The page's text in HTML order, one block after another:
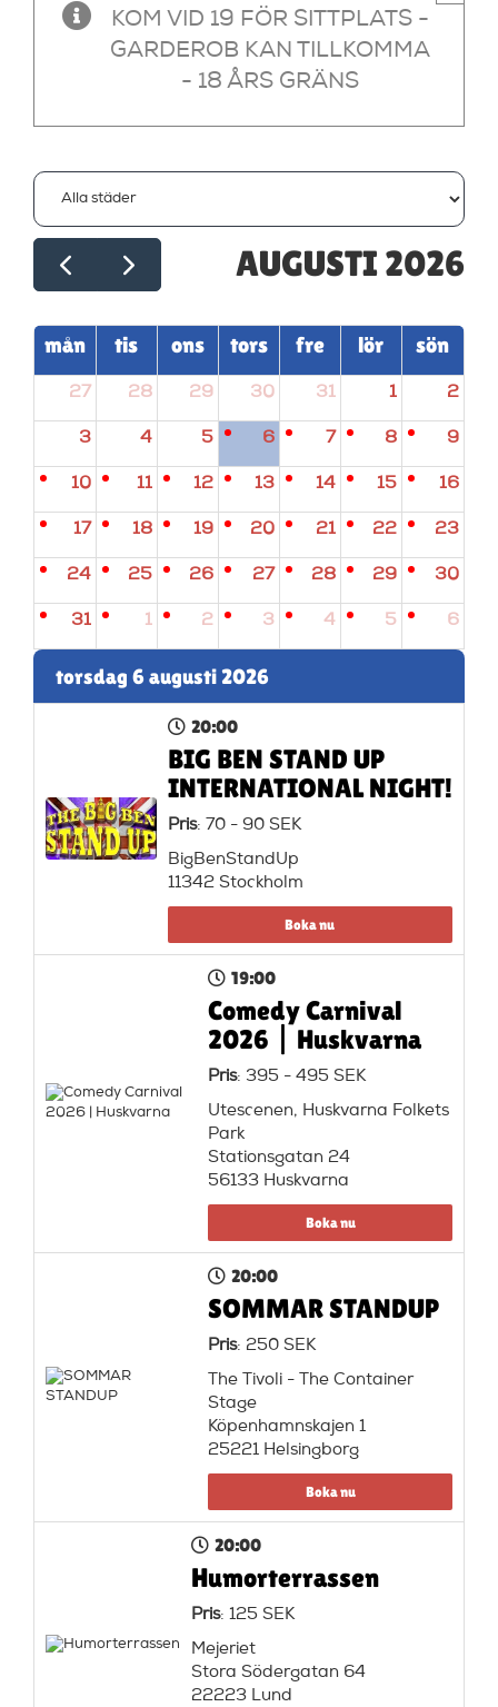
KOM VID 19 FÖR SITTPLATS -
GARDEROB KAN TILLKOMMA
- 18 ÅRS GRÄNS
AUGUSTI 2026
mån tis ons tors fre lör sön
27 28 29 30 31 1 2
3 4 5 6 7 8 9
10 11 12 13 14 15 16
17 18 19 20 21 22 23
24 25 26 27 28 29 30
31 1 2 3 4 5 6
torsdag 6 augusti 2026
20:00
BIG BEN STAND UP
INTERNATIONAL NIGHT!
Pris: 70 - 90 SEK
BigBenStandUp
11342 Stockholm
Boka nu
19:00
Comedy Carnival
2026 | Huskvarna
Pris: 395 - 495 SEK
Utescenen, Huskvarna Folkets
Park
Stationsgatan 24
56133 Huskvarna
Boka nu
20:00
SOMMAR STANDUP
Pris: 250 SEK
The Tivoli - The Container
Stage
Köpenhamnskajen 1
25221 Helsingborg
Boka nu
20:00
Humorterrassen
Pris: 125 SEK
Mejeriet
Stora Södergatan 64
22223 Lund